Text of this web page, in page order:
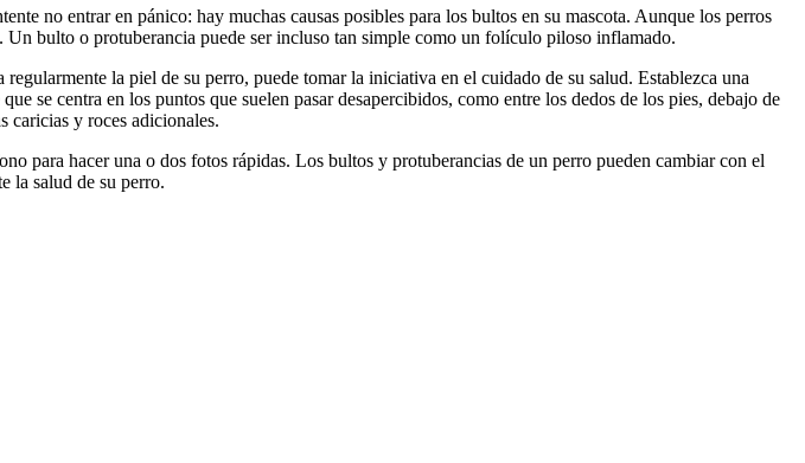
no entrar en pánico: hay muchas causas posibles para los bultos en su mascota. Aunque los perros
bulto o protuberancia puede ser incluso tan simple como un folículo piloso inflamado.
la piel de su perro, puede tomar la iniciativa en el cuidado de su salud. Establezca una
se centra en los puntos que suelen pasar desapercibidos, como entre los dedos de los pies, debajo de
caricias y roces adicionales.
para hacer una o dos fotos rápidas. Los bultos y protuberancias de un perro pueden cambiar con el
la salud de su perro.